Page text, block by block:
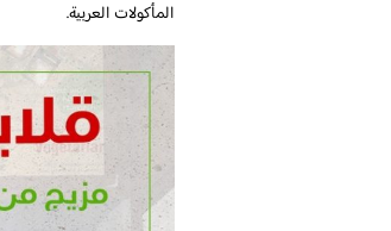
المأكولات العربية.